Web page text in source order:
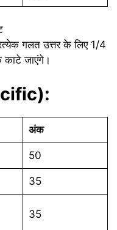
गलत उत्तर के लिए 1/4
काटे जाएंगे।
अंक
50
35
35